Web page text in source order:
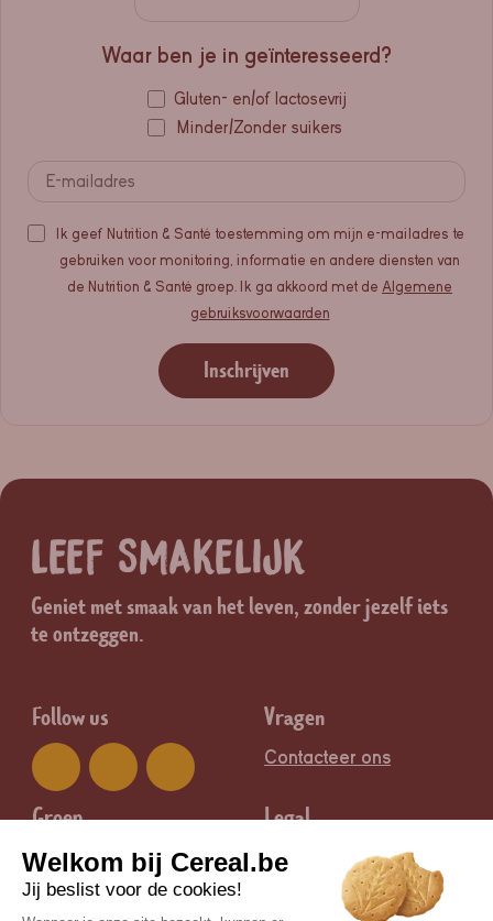
Waar ben je in geïnteresseerd?
Gluten- en/of lactosevrij
Minder/Zonder suikers
Ik geef Nutrition & Santé toestemming om mijn e-mailadres te
gebruiken voor monitoring, informatie en andere diensten van
de Nutrition & Santé groep. Ik ga akkoord met de Algemene
gebruiksvoorwaarden
Inschrijven
LEEF SMAKELIJK
Geniet met smaak van het leven, zonder jezelf iets
te ontzeggen.
Follow us Vragen
Contacteer ons
Groep
Nutrition & Santé
Legal
Juridische informatie